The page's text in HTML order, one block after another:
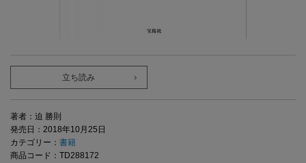
立ち読み
著者：迫 勝則
発売日：2018年10月25日
カテゴリー： 書籍
商品コード：TD288172